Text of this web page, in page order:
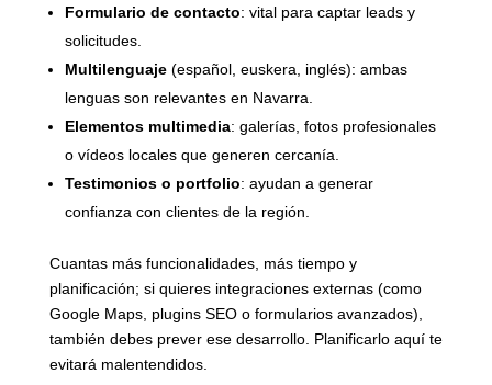
Formulario de contacto: vital para captar leads y
solicitudes.
Multilenguaje(español, euskera, inglés): ambas
lenguas son relevantes en Navarra.
Elementos multimedia: galerías, fotos profesionales
o vídeos locales que generen cercanía.
Testimonios o portfolio: ayudan a generar
confianza con clientes de la región.
Cuantas más funcionalidades, más tiempo y
planificación; si quieres integraciones externas (como
Google Maps, plugins SEO o formularios avanzados),
también debes prever ese desarrollo. Planificarlo aquí te
evitará malentendidos.